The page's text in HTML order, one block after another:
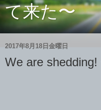
て来た〜
2017年8月18日金曜日
We are